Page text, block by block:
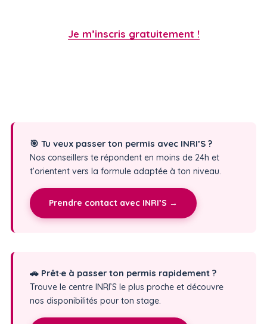
Je m’inscris gratuitement !
🎯 Tu veux passer ton permis avec INRI’S ?
Nos conseillers te répondent en moins de 24h et
t’orientent vers la formule adaptée à ton niveau.
Prendre contact avec INRI’S →
🚗 Prêt·e à passer ton permis rapidement ?
Trouve le centre INRI’S le plus proche et découvre
nos disponibilités pour ton stage.